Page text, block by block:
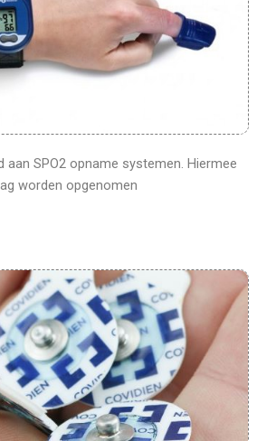
aan SPO2 opname systemen. Hiermee
worden opgenomen